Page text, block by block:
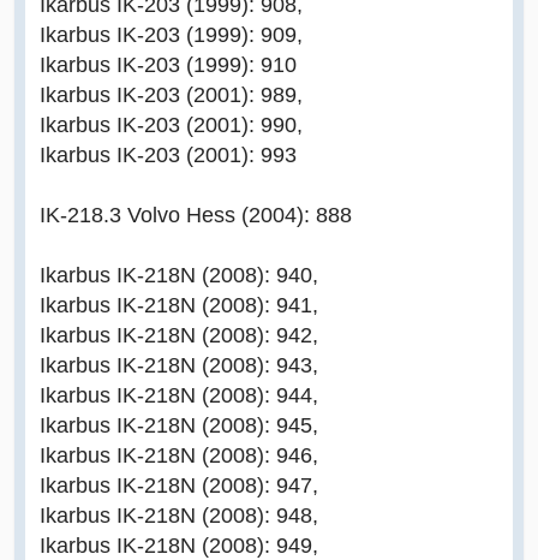
Ikarbus IK-203 (1999): 909,
Ikarbus IK-203 (1999): 910
Ikarbus IK-203 (2001): 989,
Ikarbus IK-203 (2001): 990,
Ikarbus IK-203 (2001): 993
IK-218.3 Volvo Hess (2004): 888
Ikarbus IK-218N (2008): 940,
Ikarbus IK-218N (2008): 941,
Ikarbus IK-218N (2008): 942,
Ikarbus IK-218N (2008): 943,
Ikarbus IK-218N (2008): 944,
Ikarbus IK-218N (2008): 945,
Ikarbus IK-218N (2008): 946,
Ikarbus IK-218N (2008): 947,
Ikarbus IK-218N (2008): 948,
Ikarbus IK-218N (2008): 949,